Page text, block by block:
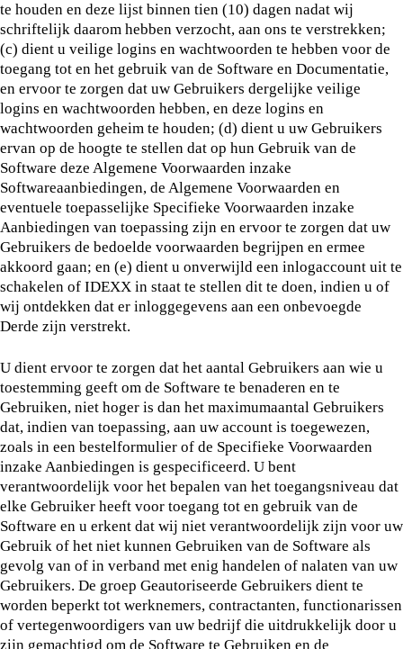
te houden en deze lijst binnen tien (10) dagen nadat wij
schriftelijk daarom hebben verzocht, aan ons te verstrekken;
(c) dient u veilige logins en wachtwoorden te hebben voor de
toegang tot en het gebruik van de Software en Documentatie,
en ervoor te zorgen dat uw Gebruikers dergelijke veilige
logins en wachtwoorden hebben, en deze logins en
wachtwoorden geheim te houden; (d) dient u uw Gebruikers
ervan op de hoogte te stellen dat op hun Gebruik van de
Software deze Algemene Voorwaarden inzake
Softwareaanbiedingen, de Algemene Voorwaarden en
eventuele toepasselijke Specifieke Voorwaarden inzake
Aanbiedingen van toepassing zijn en ervoor te zorgen dat uw
Gebruikers de bedoelde voorwaarden begrijpen en ermee
akkoord gaan; en (e) dient u onverwijld een inlogaccount uit te
schakelen of IDEXX in staat te stellen dit te doen, indien u of
wij ontdekken dat er inloggegevens aan een onbevoegde
Derde zijn verstrekt.
U dient ervoor te zorgen dat het aantal Gebruikers aan wie u
toestemming geeft om de Software te benaderen en te
Gebruiken, niet hoger is dan het maximumaantal Gebruikers
dat, indien van toepassing, aan uw account is toegewezen,
zoals in een bestelformulier of de Specifieke Voorwaarden
inzake Aanbiedingen is gespecificeerd. U bent
verantwoordelijk voor het bepalen van het toegangsniveau dat
elke Gebruiker heeft voor toegang tot en gebruik van de
Software en u erkent dat wij niet verantwoordelijk zijn voor uw
Gebruik of het niet kunnen Gebruiken van de Software als
gevolg van of in verband met enig handelen of nalaten van uw
Gebruikers. De groep Geautoriseerde Gebruikers dient te
worden beperkt tot werknemers, contractanten, functionarissen
of vertegenwoordigers van uw bedrijf die uitdrukkelijk door u
zijn gemachtigd om de Software te Gebruiken en de